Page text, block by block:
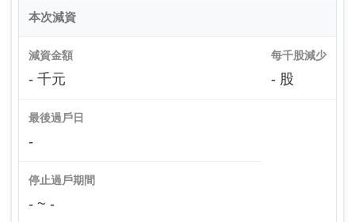
本次減資
減資金額
- 千元
每千股減少
- 股
最後過戶日
-
停止過戶期間
- ~ -